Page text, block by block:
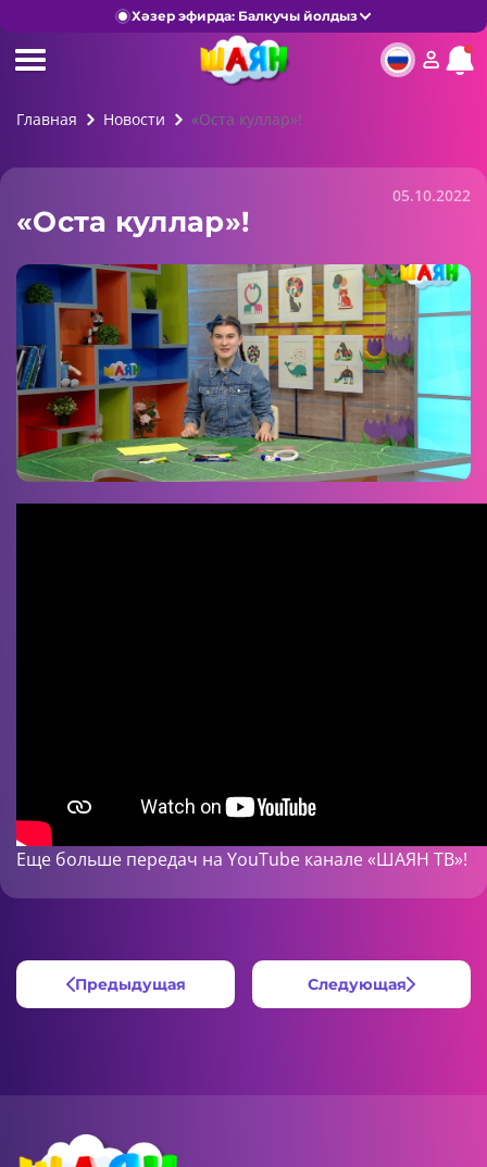
Хәзер эфирда: Балкучы йолдыз
Главная Новости «Оста куллар»!
05.10.2022
«Оста куллар»!
Еще больше передач на YouTube канале «ШАЯН ТВ»!
Предыдущая Следующая